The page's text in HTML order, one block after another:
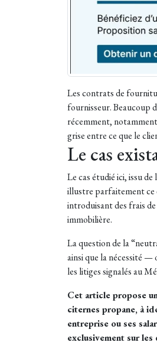
Les contrats de
fournisseur. Beaucoup
récemment,
grise entre ce que le
Le cas
Le cas étudié ici, issu
illustre parfaitement ce
introduisant des frais
immobilière.
La question de la
ainsi que la nécessité
les litiges signalés au
Cet article propose
citernes propane, à
entreprise ou ses
exclusivement sur